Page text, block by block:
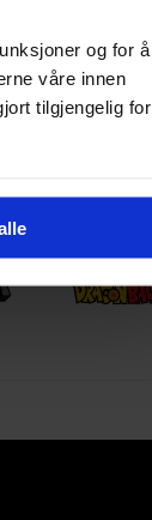
og for å
våre innen
tilgjengelig for